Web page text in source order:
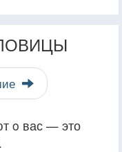
o вас — это